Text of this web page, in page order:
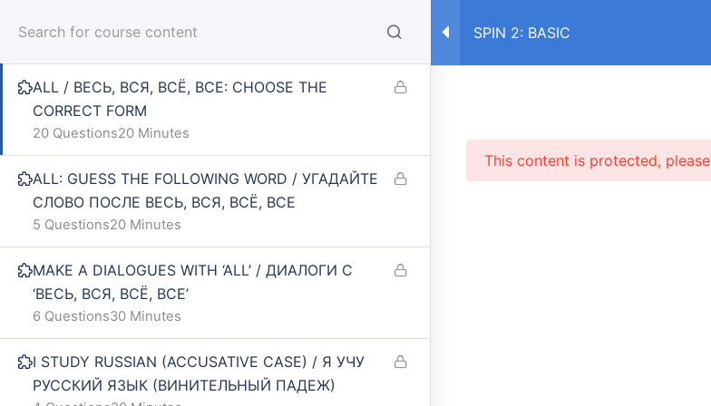
HOME COURSES RU
Home Courses SPIN 2: BASIC
SPIN 2: BASIC
ВСЁ, ВСЕ – ВСЁ – ВСЕ
ALL / ВЕСЬ, ВСЯ, ВСЁ, ВСЕ: CHOOSE THE
CORRECT FORM
20 Minutes
20 Questions
ALL: GUESS THE FOLLOWING WORD / УГАДАЙТЕ
СЛОВО ПОСЛЕ ВЕСЬ, ВСЯ, ВСЁ, ВСЕ
20 Minutes
5 Questions
MAKE A DIALOGUES WITH ‘ALL’ / ДИАЛОГИ С
‘ВЕСЬ, ВСЯ, ВСЁ, ВСЕ’
30 Minutes
6 Questions
I STUDY RUSSIAN (ACCUSATIVE CASE) / Я УЧУ
РУССКИЙ ЯЗЫК (ВИНИТЕЛЬНЫЙ ПАДЕЖ)
This content is protected, please
INFO
About us
How to use the site
SERVICES